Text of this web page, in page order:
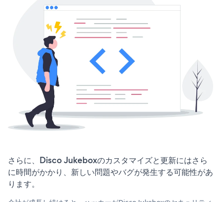
さらに、Disco Jukeboxのカスタマイズと更新にはさら
に時間がかかり、新しい問題やバグが発生する可能性があ
ります。